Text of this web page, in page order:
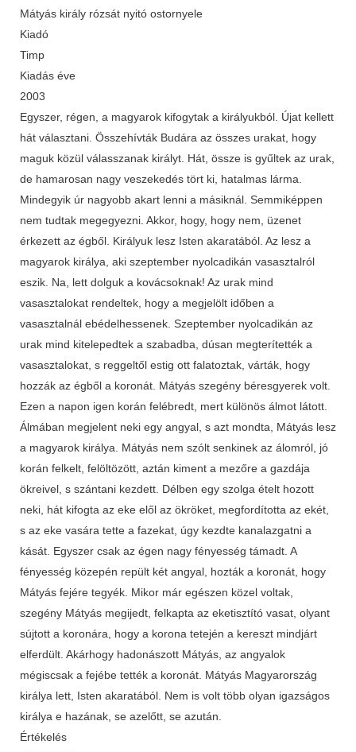
Mátyás király rózsát nyitó ostornyele
Kiadó
Timp
Kiadás éve
2003
Egyszer, régen, a magyarok kifogytak a királyukból. Újat kellett
hát választani. Összehívták Budára az összes urakat, hogy
maguk közül válasszanak királyt. Hát, össze is gyűltek az urak,
de hamarosan nagy veszekedés tört ki, hatalmas lárma.
Mindegyik úr nagyobb akart lenni a másiknál. Semmiképpen
nem tudtak megegyezni. Akkor, hogy, hogy nem, üzenet
érkezett az égből. Királyuk lesz Isten akaratából. Az lesz a
magyarok királya, aki szeptember nyolcadikán vasasztalról
eszik. Na, lett dolguk a kovácsoknak! Az urak mind
vasasztalokat rendeltek, hogy a megjelölt időben a
vasasztalnál ebédelhessenek. Szeptember nyolcadikán az
urak mind kitelepedtek a szabadba, dúsan megterítették a
vasasztalokat, s reggeltől estig ott falatoztak, várták, hogy
hozzák az égből a koronát. Mátyás szegény béresgyerek volt.
Ezen a napon igen korán felébredt, mert különös álmot látott.
Álmában megjelent neki egy angyal, s azt mondta, Mátyás lesz
a magyarok királya. Mátyás nem szólt senkinek az álomról, jó
korán felkelt, felöltözött, aztán kiment a mezőre a gazdája
ökreivel, s szántani kezdett. Délben egy szolga ételt hozott
neki, hát kifogta az eke elől az ökröket, megfordította az ekét,
s az eke vasára tette a fazekat, úgy kezdte kanalazgatni a
kását. Egyszer csak az égen nagy fényesség támadt. A
fényesség közepén repült két angyal, hozták a koronát, hogy
Mátyás fejére tegyék. Mikor már egészen közel voltak,
szegény Mátyás megijedt, felkapta az eketisztító vasat, olyant
sújtott a koronára, hogy a korona tetején a kereszt mindjárt
elferdült. Akárhogy hadonászott Mátyás, az angyalok
mégiscsak a fejébe tették a koronát. Mátyás Magyarország
királya lett, Isten akaratából. Nem is volt több olyan igazságos
királya e hazának, se azelőtt, se azután.
Értékelés